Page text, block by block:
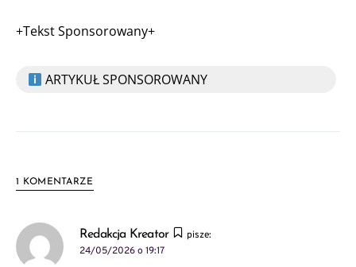
+Tekst Sponsorowany+
ARTYKUŁ SPONSOROWANY
1 KOMENTARZE
Redakcja Kreator
pisze:
24/05/2026 o 19:17